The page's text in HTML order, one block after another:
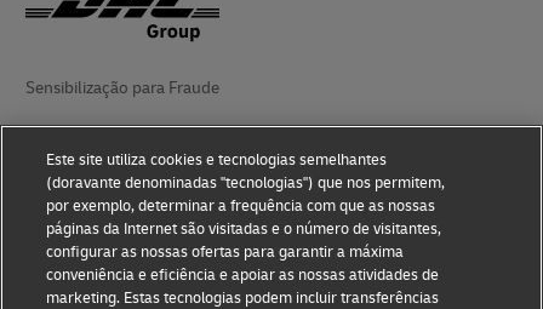
Sensibilização para Fraude
Termos de utilização
Aviso de privacidade
Acessibilidade
Este site utiliza cookies e tecnologias semelhantes
(doravante denominadas "tecnologias") que nos permitem,
por exemplo, determinar a frequência com que as nossas
páginas da Internet são visitadas e o número de visitantes,
configurar as nossas ofertas para garantir a máxima
conveniência e eficiência e apoiar as nossas atividades de
marketing. Estas tecnologias podem incluir transferências